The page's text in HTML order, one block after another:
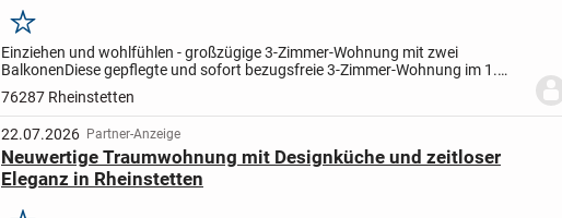
Merken
Einziehen und wohlfühlen - großzügige 3-Zimmer-Wohnung mit zwei
BalkonenDiese gepflegte und sofort bezugsfreie 3-Zimmer-Wohnung im 1.
Obergeschoss eines ruhigen Mehrparteienhauses überzeugt mit rund...
76287 Rheinstetten
22.07.2026 Partner-Anzeige
Neuwertige Traumwohnung mit Designküche und zeitloser
Eleganz in Rheinstetten